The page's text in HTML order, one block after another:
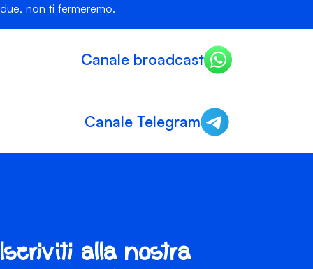
due, non ti fermeremo.
Canale broadcast
Canale Telegram
Iscriviti alla nostra